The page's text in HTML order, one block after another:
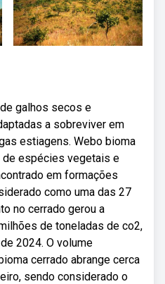
galhos secos e
a sobreviver em
estiagens. Webo bioma
de espécies vegetais e
em formações
como uma das 27
no cerrado gerou a
de toneladas de co2,
2024. O volume
cerrado abrange cerca
sendo considerado o